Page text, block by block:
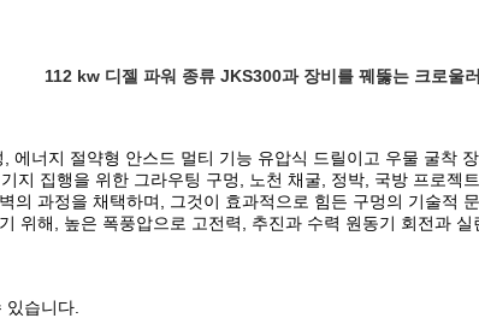
112 kw 디젤 파워 종류 JKS300과 장비를 꿰뚫는 크로울
너지 절약형 안스드 멀티 기능 유압식 드릴이고 우물 굴착
지 집행을 위한 그라우팅 구멍, 노천 채굴, 정박, 국방 프로
의 과정을 채택하며, 그것이 효과적으로 힘든 구멍의 기술적
위해, 높은 폭풍압으로 고전력, 추진과 수력 원동기 회전과
습니다.